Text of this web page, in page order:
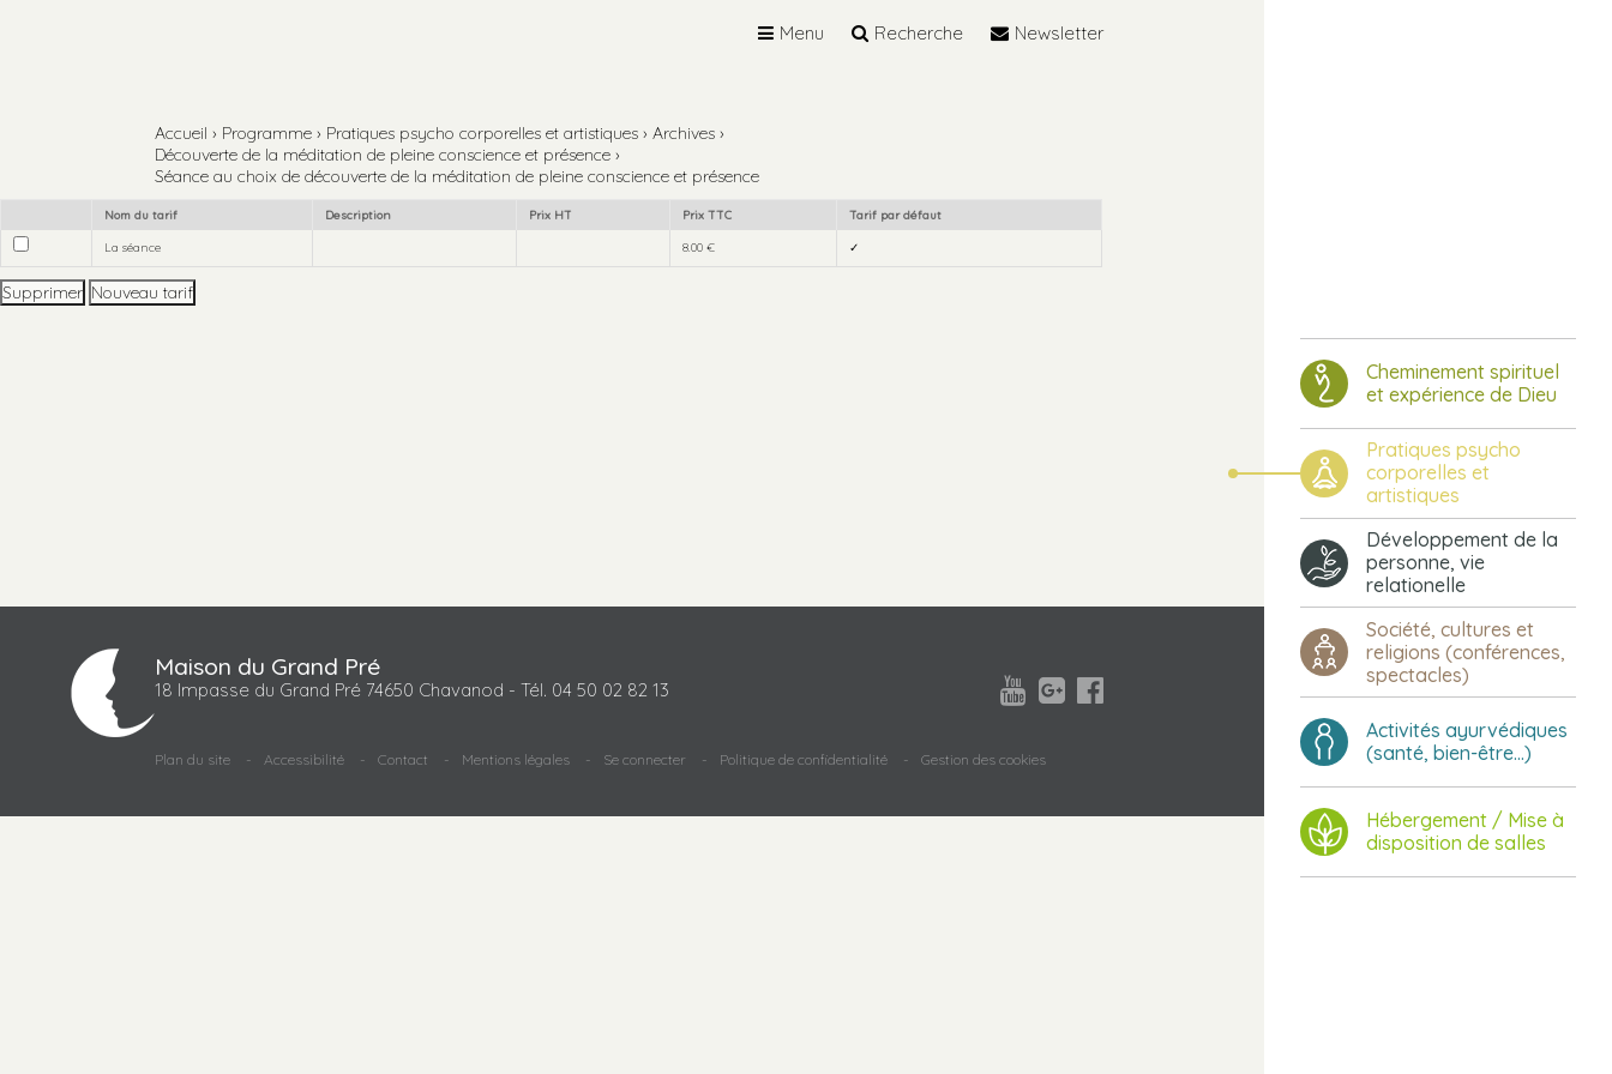
Cheminement spirituel
et expérience de Dieu
Pratiques psycho
corporelles et
artistiques
Développement de la
personne, vie
relationelle
Société, cultures et
religions (conférences,
spectacles)
Activités ayurvédiques
(santé, bien-être...)
Hébergement / Mise à
disposition de salles
Menu Recherche Newsletter
Accueil › Programme › Pratiques psycho corporelles et artistiques › Archives ›
Découverte de la méditation de pleine conscience et présence ›
Séance au choix de découverte de la méditation de pleine conscience et présence
Nom du tarif Description Prix HT Prix TTC Tarif par défaut
La séance 8.00 € ✓
Maison du Grand Pré
18 Impasse du Grand Pré 74650 Chavanod - Tél. 04 50 02 82 13 


Plan du site Accessibilité Contact Mentions légales Se connecter Politique de confidentialité Gestion des cookies